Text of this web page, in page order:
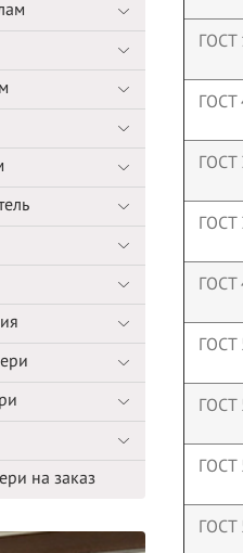
на заказ
ГОСТ
ГОСТ
ГОСТ
ГОСТ
ГОСТ
ГОСТ
ГОСТ
ГОСТ
ГОСТ